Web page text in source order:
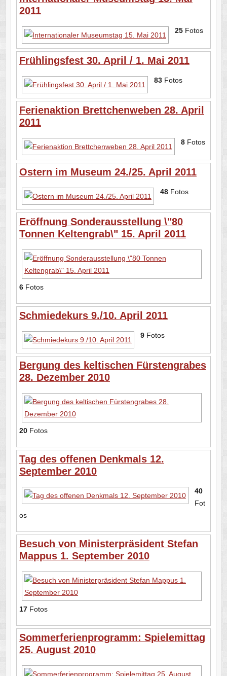
2011
25Fotos
Frühlingsfest 30. April / 1. Mai 2011
83Fotos
Ferienaktion Brettchenweben 28. April
2011
8Fotos
Ostern im Museum 24./25. April 2011
48Fotos
Eröffnung Sonderausstellung \"80
Tonnen Keltengrab\" 15. April 2011
6Fotos
Schmiedekurs 9./10. April 2011
9Fotos
Bergung des keltischen Fürstengrabes
28. Dezember 2010
20Fotos
Tag des offenen Denkmals 12.
September 2010
40
Fot
os
Besuch von Ministerpräsident Stefan
Mappus 1. September 2010
17Fotos
Sommerferienprogramm: Spielemittag
25. August 2010